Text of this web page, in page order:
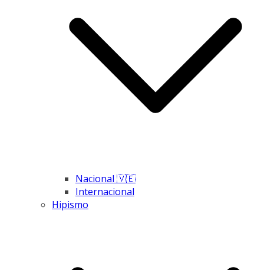
Nacional 🇻🇪
Internacional
Hipismo